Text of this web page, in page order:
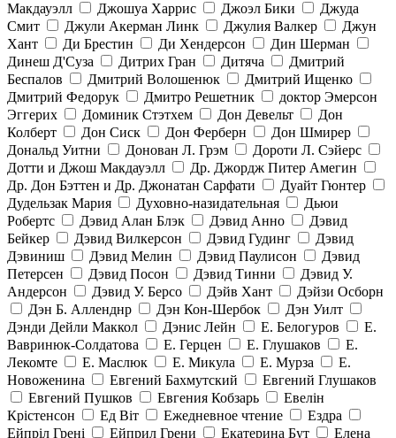
Макдауэлл
Джошуа Харрис Джоэл Бики
Джуда
Смит
Джули Акерман Линк Джулия Валкер
Джун
Хант
Ди Брестин Ди Хендерсон
Дин Шерман
Динеш Д'Суза
Дитрих Гран Дитяча
Дмитрий
Беспалов
Дмитрий Волошенюк
Дмитрий Ищенко
Дмитрий Федорук
Дмитро Решетник
доктор Эмерсон
Эггерих
Доминик Стэтхем Дон Девельт
Дон
Колберт
Дон Сиск Дон Ферберн
Дон Шмирер
Дональд Уитни
Донован Л. Грэм
Дороти Л. Сэйерс
Дотти и Джош Макдауэлл
Др. Джордж Питер Амегин
Др. Дон Бэттен и Др. Джонатан Сарфати
Дуайт Гюнтер
Дудельзак Мария
Духовно-назидательная
Дьюи
Робертс
Дэвид Алан Блэк Дэвид Анно
Дэвид
Бейкер
Дэвид Вилкерсон Дэвид Гудинг
Дэвид
Дэвиниш
Дэвид Мелин Дэвид Паулисон
Дэвид
Петерсен
Дэвид Посон Дэвид Тинни
Дэвид У.
Андерсон
Дэвид У. Берсо Дэйв Хант
Дэйзи Осборн
Дэн Б. Алленднр
Дэн Кон-Шербок
Дэн Уилт
Дэнди Дейли Маккол
Дэнис Лейн Е. Белогуров
Е.
Вавринюк-Солдатова
Е. Герцен Е. Глушаков
Е.
Лекомте
Е. Маслюк Е. Микула Е. Мурза
Е.
Новоженина
Евгений Бахмутский
Евгений Глушаков
Евгений Пушков
Евгения Кобзарь
Евелін
Крістенсон
Ед Віт Ежедневное чтение
Ездра
Ейпріл Грені
Ейприл Грени Екатерина Бут Елена